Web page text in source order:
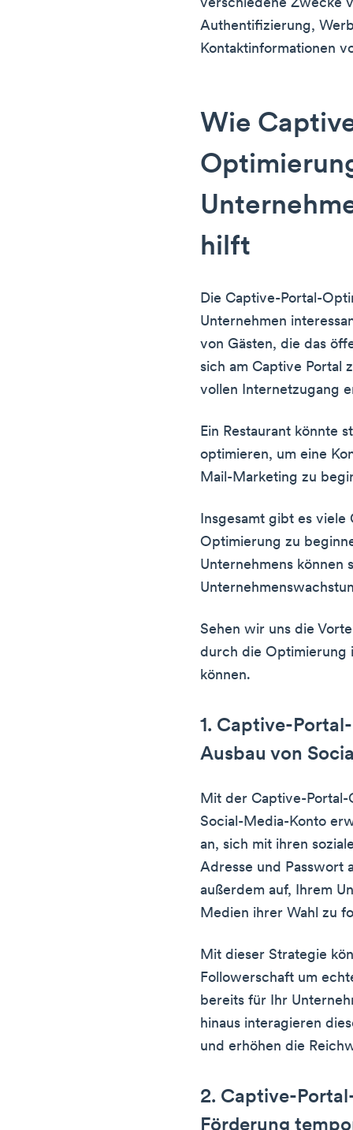
verschiedene Zwecke
Authentifizierung,
Kontaktinformationen
Wie
hilft
Die Captive-Portal-
Unternehmen
von Gästen, die das
sich am Captive Portal
vollen Internetzugang
Ein Restaurant könnte
optimieren, um eine
Mail-Marketing zu
Insgesamt gibt es
Optimierung zu
Unternehmens können
Sehen wir uns die
durch die Optimierung
können.
1. Captive-
Ausbau von
Mit der Captive-Portal-
Social-Media-Konto
an, sich mit ihren
Adresse und Passwort
außerdem auf, Ihrem
Medien ihrer Wahl zu
Mit dieser Strategie
Followerschaft um
bereits für Ihr
hinaus interagieren
und erhöhen die
2. Captive-
Förderung